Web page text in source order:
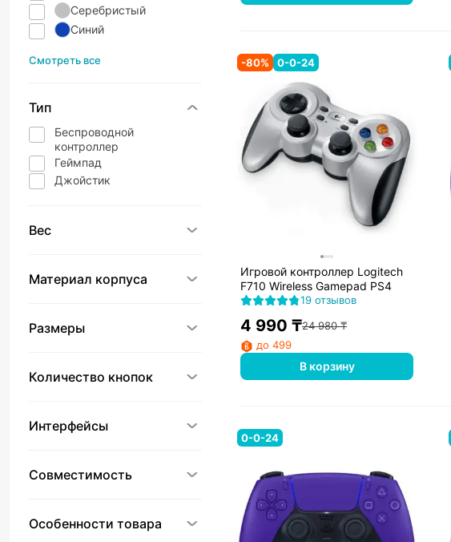
Серебристый
Синий
Смотреть все
Тип
Беспроводной
контроллер
Геймпад
Джойстик
Вес
Материал корпуса
Размеры
Количество кнопок
Интерфейcы
Совместимость
Особенности товара
-80% 0-0-24
Игровой контроллер Logitech
F710 Wireless Gamepad PS4
19 отзывов
4 990 ₸24 980₸
до 499
В корзину
0-0-24